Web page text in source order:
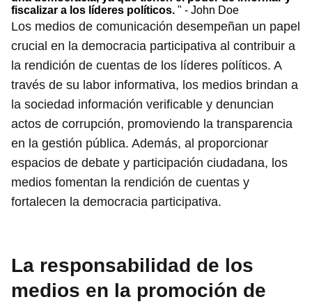
fiscalizar a los líderes políticos. " - John Doe
Los medios de comunicación desempeñan un papel
crucial en la democracia participativa al contribuir a
la rendición de cuentas de los líderes políticos. A
través de su labor informativa, los medios brindan a
la sociedad información verificable y denuncian
actos de corrupción, promoviendo la transparencia
en la gestión pública. Además, al proporcionar
espacios de debate y participación ciudadana, los
medios fomentan la rendición de cuentas y
fortalecen la democracia participativa.
La responsabilidad de los
medios en la promoción de